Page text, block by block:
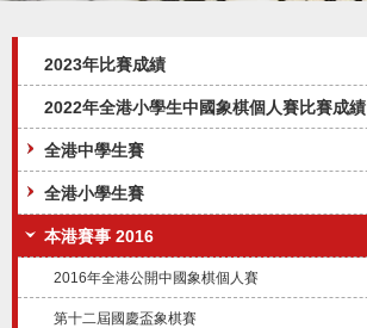
2023年比賽成績
2022年全港小學生中國象棋個人賽比賽成績
全港中學生賽
全港小學生賽
本港賽事 2016
2016年全港公開中國象棋個人賽
第十二屆國慶盃象棋賽